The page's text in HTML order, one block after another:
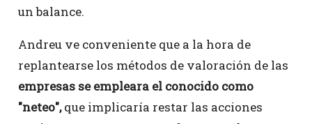
un balance.
Andreu ve conveniente que a la hora de
replantearse los métodos de valoración de las
empresas se empleara el conocido como
"neteo",que implicaría restar las acciones